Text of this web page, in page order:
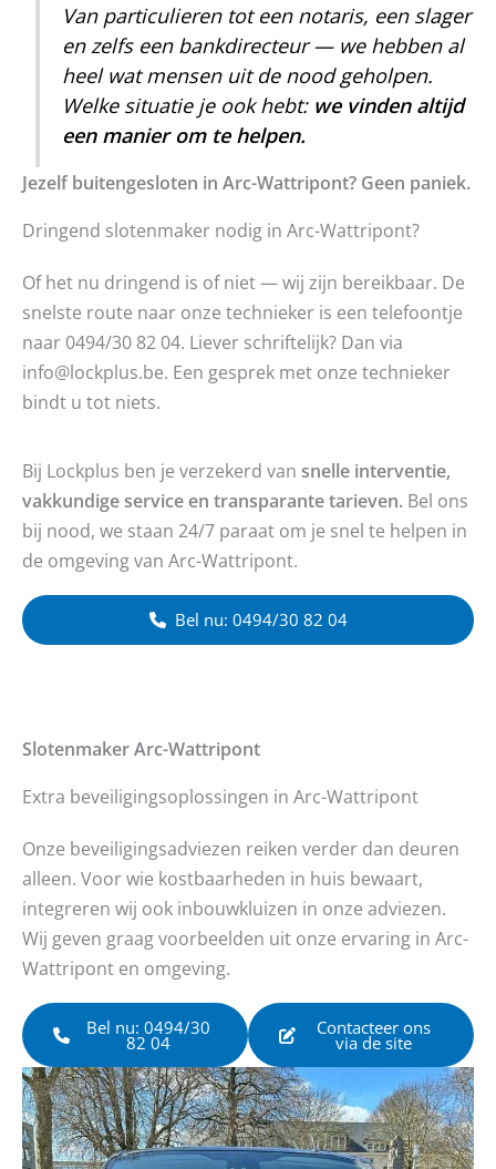
Van particulieren tot een notaris, een slager
en zelfs een bankdirecteur — we hebben al
heel wat mensen uit de nood geholpen.
Welke situatie je ook hebt: we vinden altijd
een manier om te helpen.
Jezelf buitengesloten in Arc-Wattripont? Geen paniek.
Dringend slotenmaker nodig in Arc-Wattripont?
Of het nu dringend is of niet — wij zijn bereikbaar. De
snelste route naar onze technieker is een telefoontje
naar 0494/30 82 04. Liever schriftelijk? Dan via
info@lockplus.be. Een gesprek met onze technieker
bindt u tot niets.
Bij Lockplus ben je verzekerd van snelle interventie,
vakkundige service en transparante tarieven. Bel ons
bij nood, we staan 24/7 paraat om je snel te helpen in
de omgeving van Arc-Wattripont.
Bel nu: 0494/30 82 04
SlotenmakerArc-Wattripont
Extra beveiligingsoplossingen in Arc-Wattripont
Onze beveiligingsadviezen reiken verder dan deuren
alleen. Voor wie kostbaarheden in huis bewaart,
integreren wij ook inbouwkluizen in onze adviezen.
Wij geven graag voorbeelden uit onze ervaring in Arc-
Wattripont en omgeving.
Bel nu: 0494/30
82 04
Contacteer ons
via de site